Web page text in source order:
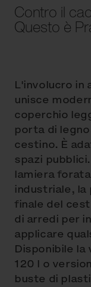
Contro il
Questo è
L'involucro in
unisce
coperchio
porta di
cestino. È
spazi
lamiera
industriale,
finale del
di arredi per
applicare
Disponibile la
120 l o
buste di